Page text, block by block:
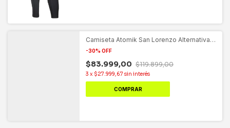
Camiseta Atomik San Lorenzo Alternativa
-30% OFF
$83.999,00 $119.899,00
3 x $27.999,67 sin interés
COMPRAR